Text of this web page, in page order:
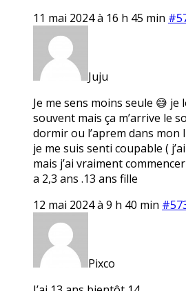
11 mai 2024 à 16 h 45 min
Juju
Je me sens moins seule 😅 je
souvent mais ça m’arrive le
dormir ou l’aprem dans mon
je me suis senti coupable (
mais j’ai vraiment
a 2,3 ans .13 ans fille
12 mai 2024 à 9 h 40 min
Pixco